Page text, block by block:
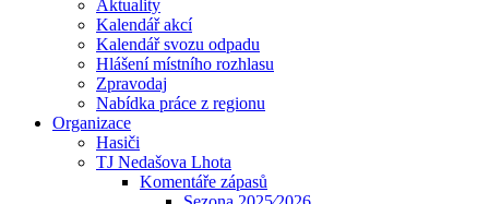
Aktuality
Kalendář akcí
Kalendář svozu odpadu
Hlášení místního rozhlasu
Zpravodaj
Nabídka práce z regionu
Organizace
Hasiči
TJ Nedašova Lhota
Komentáře zápasů